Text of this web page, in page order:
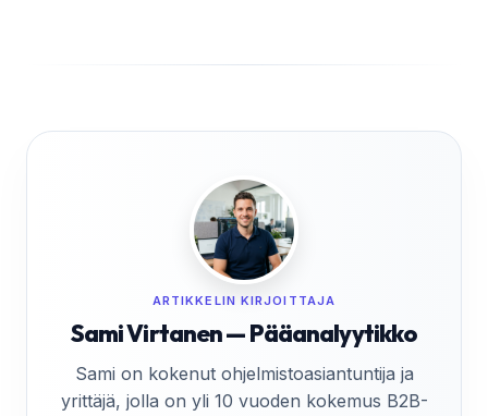
ARTIKKELIN KIRJOITTAJA
Sami Virtanen — Pääanalyytikko
Sami on kokenut ohjelmistoasiantuntija ja
yrittäjä, jolla on yli 10 vuoden kokemus B2B-